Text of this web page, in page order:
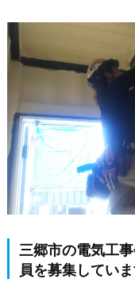
三郷市の電気工
員を募集していま